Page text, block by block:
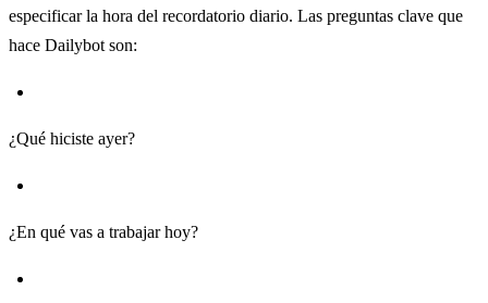
especificar la hora del recordatorio diario. Las preguntas clave que
hace Dailybot son:
¿Qué hiciste ayer?
¿En qué vas a trabajar hoy?